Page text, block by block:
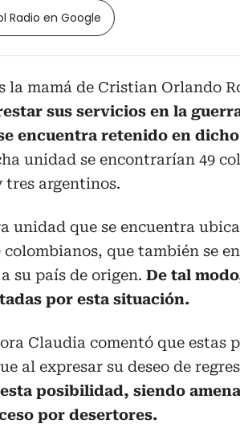
Radio en Google
la mamá de Cristian Orlando
sus servicios en la
encuentra retenido en
unidad se encontrarían 49
tres argentinos.
unidad que se encuentra
colombianos, que también se
su país de origen. De tal
por esta situación.
Claudia comentó que estas
al expresar su deseo de
posibilidad, siendo
por desertores.